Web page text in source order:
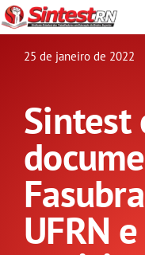
Ir
para
Buscar
resultados
Filie-se
Benefícios
Setor jurídico
SOBRE
NOTÍCIAS
PUBLICAÇÕES
CONGRESSOS
25 de janeiro de 2022
Sintest
UFRN